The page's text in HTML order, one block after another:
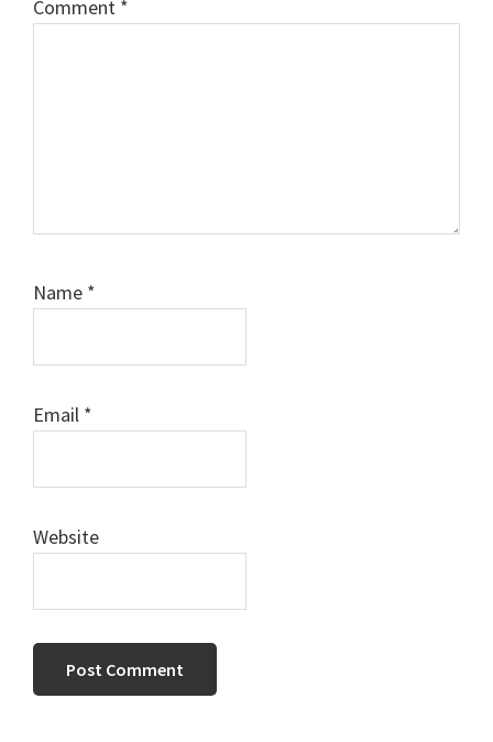
Comment *
Name *
Email *
Website